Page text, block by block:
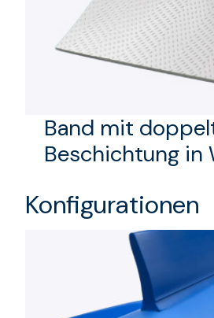
Band mit
Beschichtung in
Konfigurationen